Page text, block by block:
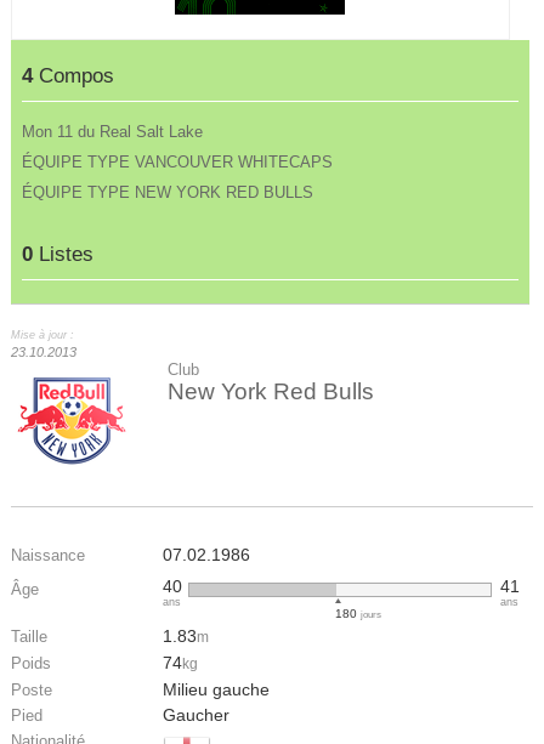
4Compos
Mon 11 du Real Salt Lake
ÉQUIPE TYPE VANCOUVER WHITECAPS
ÉQUIPE TYPE NEW YORK RED BULLS
0 Listes
Mise à jour :
23.10.2013
Club
New York Red Bulls
Naissance 07.02.1986
Âge 40
ans
180jours
41
ans
Taille 1.83m
Poids 74kg
Poste Milieu gauche
Pied Gaucher